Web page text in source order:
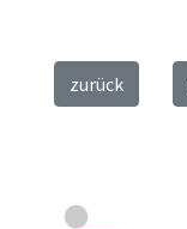
zurück